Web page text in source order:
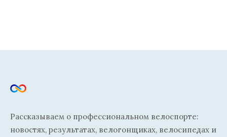
Рассказываем о профессиональном велоспорте:
новостях, результатах, велогонщиках, велосипедах и